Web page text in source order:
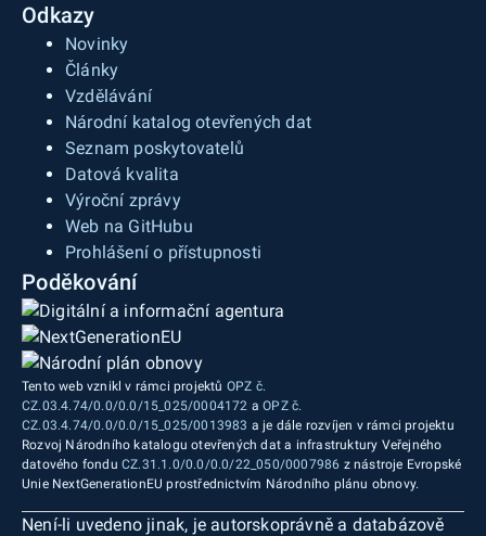
Odkazy
Novinky
Články
Vzdělávání
Národní katalog otevřených dat
Seznam poskytovatelů
Datová kvalita
Výroční zprávy
Web na GitHubu
Prohlášení o přístupnosti
Poděkování
Tento web vznikl v rámci projektů OPZ č.
CZ.03.4.74/0.0/0.0/15_025/0004172 aOPZ č.
CZ.03.4.74/0.0/0.0/15_025/0013983 a je dále rozvíjen v rámci projektu
Rozvoj Národního katalogu otevřených dat a infrastruktury Veřejného
datového fondu CZ.31.1.0/0.0/0.0/22_050/0007986 z nástroje Evropské
Unie NextGenerationEU prostřednictvím Národního plánu obnovy.
Není-li uvedeno jinak, je autorskoprávně a databázově